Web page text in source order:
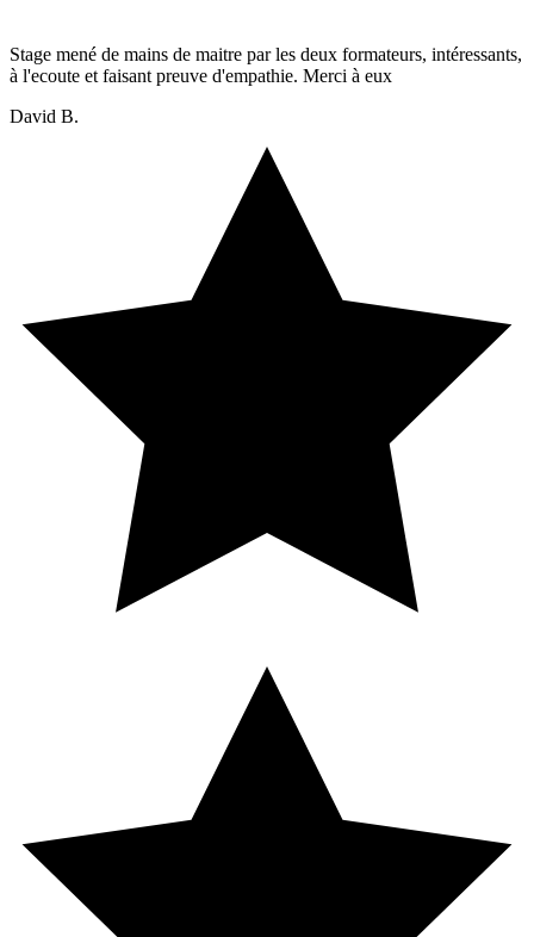
Stage mené de mains de maitre par les deux formateurs, intéressants,
à l'ecoute et faisant preuve d'empathie. Merci à eux
David B.